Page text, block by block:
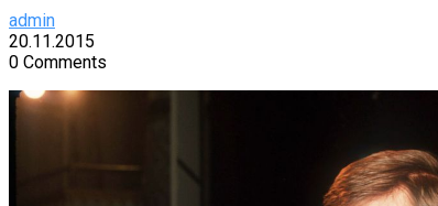
admin
20.11.2015
0 Comments